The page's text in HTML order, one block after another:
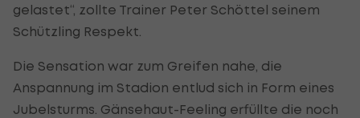
gelastet“, zollte Trainer Peter Schöttel seinem
Schützling Respekt.
Die Sensation war zum Greifen nahe, die
Anspannung im Stadion entlud sich in Form eines
Jubelsturms. Gänsehaut-Feeling erfüllte die noch